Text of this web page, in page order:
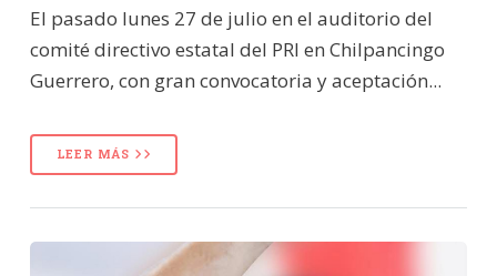
El pasado lunes 27 de julio en el auditorio del
comité directivo estatal del PRI en Chilpancingo
Guerrero, con gran convocatoria y aceptación...
LEER MÁS